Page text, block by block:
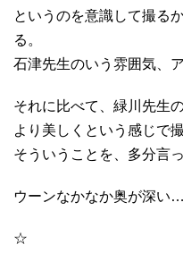
というのを意識して撮る
る。
石津先生のいう雰囲気、
それに比べて、緑川先生
より美しくという感じで
そういうことを、多分言
ウーンなかなか奥が深い…
☆